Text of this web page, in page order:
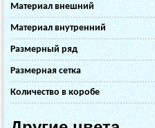
Материал внешний
Материал внутренний
Размерный ряд
Размерная сетка
Количество в коробе